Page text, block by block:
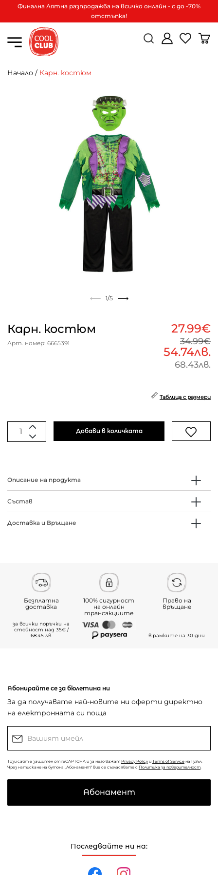
Финална Лятна разпродажба на всичко онлайн - с до -70%
отстъпка!
Начало / Карн. костюм
1/5
Карн. костюм
Арт. номер: 6665391
27.99€
34.99€
54.74лв.
68.43лв.
Таблица с размери
Добави в количката
Описание на продукта
Състав
Доставка и Връщане
Безплатна
доставка
за всички поръчки на
стойност над 35€ /
68.45 лв.
100% сигурност
на онлайн
трансакциите
Право на
връщане
в рамките на 30 дни
Последвайте ни на:
Абонирайте се за бюлетина ни
За да получавате най-новите ни оферти директно
на електронната си поща
Този сайт е защитен от reCAPTCHA и за него важат Privacy Policy и Terms of Service на Гугъл.
Чрез натискане на бутона „Абонамент“ вие се съгласявате с Политика за поверителност.
Абонамент